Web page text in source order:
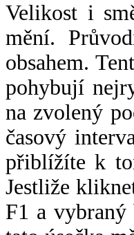
Velikost i
mění.
obsahem.
pohybují
na zvolený
časový
přiblížíte k
Jestliže
F1 a